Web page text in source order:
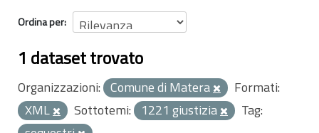
Ordina per
1 dataset trovato
Organizzazioni: Comune di Matera
Formati:
XML
Sottotemi: 1221 giustizia
Tag: